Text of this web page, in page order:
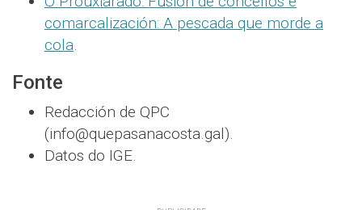
comarcalización: A pescada que morde a
cola.
Fonte
Redacción de QPC
(info@quepasanacosta.gal).
Datos do IGE.